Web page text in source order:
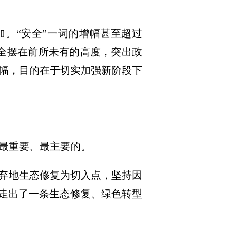
。“安全”一词的增幅甚至超过
摆在前所未有的高度，突出政
，目的在于切实加强新阶段下
重要、最主要的。
地生态修复为切入点，坚持因
出了一条生态修复、绿色转型